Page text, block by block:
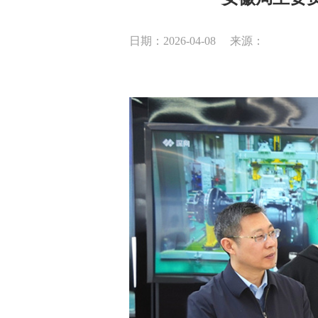
日期：2026-04-08 来源：